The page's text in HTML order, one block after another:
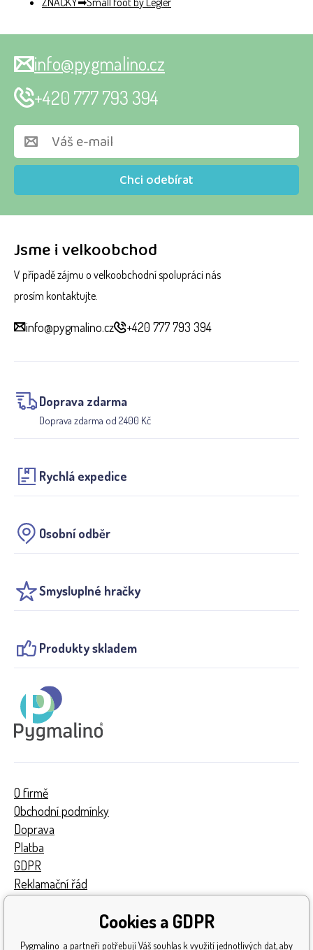
Jsme i velkoobchod
V případě zájmu o velkoobchodní spolupráci nás
prosím kontaktujte.
info@pygmalino.cz +420 777 793 394
Doprava zdarma
Doprava zdarma od 2400 Kč
Rychlá expedice
Osobní odběr
Smysluplné hračky
Produkty skladem
Chci odebírat
info@pygmalino.cz
+420 777 793 394
O firmě
Obchodní podmínky
Doprava
Platba
GDPR
Reklamační řád
Získaná ocenění
Cookies a GDPR
Pygmalino a partneři potřebují Váš souhlas k využití jednotlivých dat, aby